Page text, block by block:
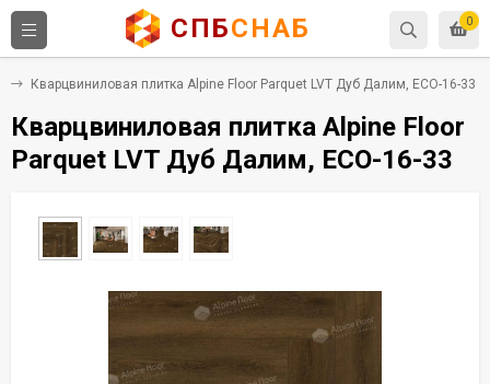
0
СПБСНАБ
Кварцвиниловая плитка Alpine Floor Parquet LVT Дуб Далим, ECO-16-33
Кварцвиниловая плитка Alpine Floor
Parquet LVT Дуб Далим, ECO-16-33